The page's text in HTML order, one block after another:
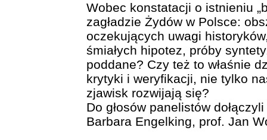
Wobec konstatacji o istnieniu
zagładzie Żydów w Polsce:
oczekujących uwagi
śmiałych hipotez, próby
poddane? Czy też to właśnie
krytyki i weryfikacji, nie tylko
zjawisk rozwijają się?
Do głosów panelistów
Barbara Engelking, prof. Jan